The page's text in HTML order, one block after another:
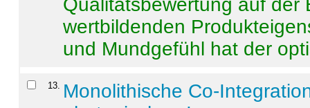
Qualitätsbewertung auf der
wertbildenden
und Mundgefühl hat der
13
Monolithische Co-